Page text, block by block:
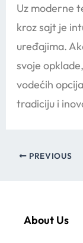
Uz moderne
kroz sajt je
uređajima.
svoje
vodećih
tradiciju i
PREVIOUS
About Us